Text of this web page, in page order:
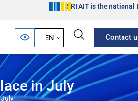
SRI AIT is the national
EN Contact
in July
July